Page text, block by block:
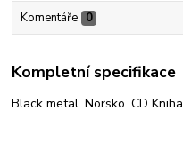
Komentáře 0
Kompletní specifikace
Black metal. Norsko. CD